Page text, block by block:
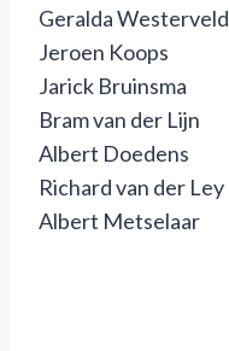
Geralda Westerveld
Jeroen Koops
Jarick Bruinsma
Bram van der Lijn
Albert Doedens
Richard van der Ley
Albert Metselaar